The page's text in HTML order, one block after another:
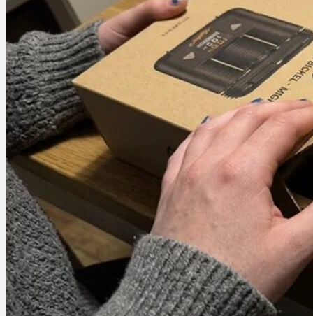
Extrakte
Ablauf
Therapien
Alle Krankheiten
Chronische Schmerzen
ADHS
Angststörungen
Chronische Migräne